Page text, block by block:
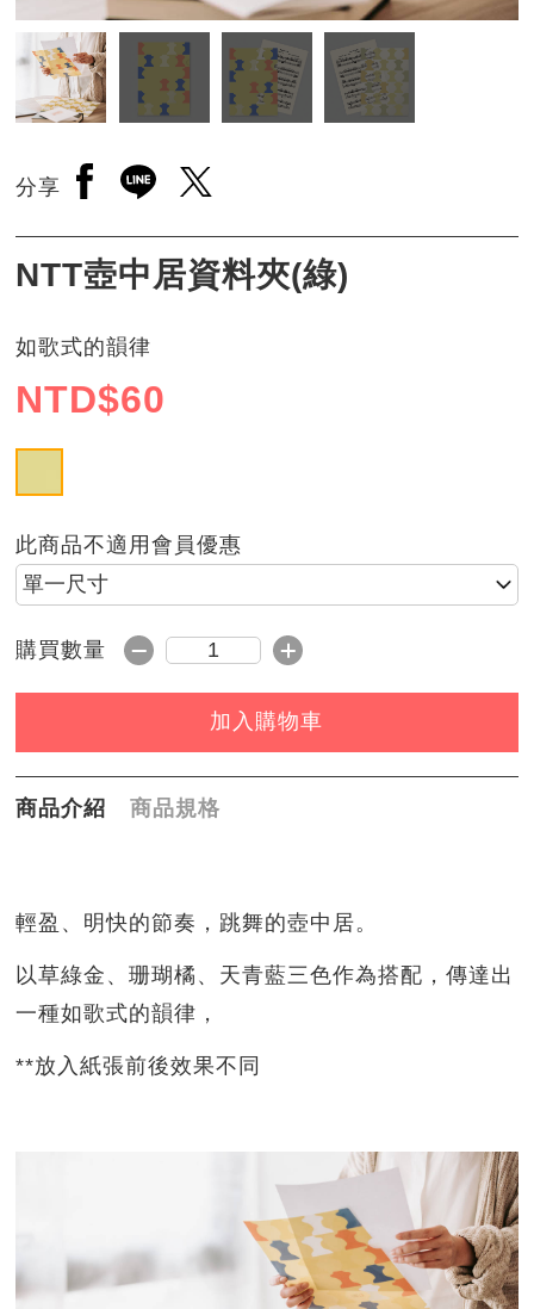
分享 另開新視窗分享至facebook
另開新視窗分享至line
另開新視窗分享至twitter
NTT壺中居資料夾(綠)
如歌式的韻律
NTD$60
此商品不適用會員優惠
請選擇尺寸
購買數量 減1購買數量 加1
加入購物車
商品介紹 商品規格
輕盈、明快的節奏，跳舞的壺中居。
以草綠金、珊瑚橘、天青藍三色作為搭配，傳達出
一種如歌式的韻律，
**放入紙張前後效果不同